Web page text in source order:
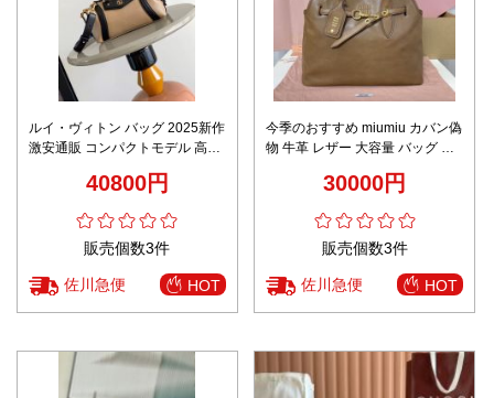
ルイ・ヴィトン バッグ 2025新作
激安通販 コンパクトモデル 高級
ー満足保証40800円
販売個数3件
佐川急便 HOT
今季のおすすめ miumiu カバン偽
物 牛革 レザー 大容量 バッグ ハ
30000円
販売個数3件
佐川急便 HOT